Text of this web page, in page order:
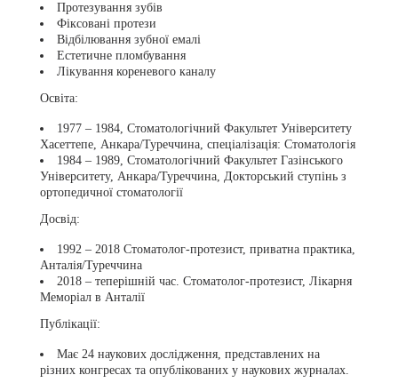
Протезування зубів
Фіксовані протези
Відбілювання зубної емалі
Естетичне пломбування
Лікування кореневого каналу
Освіта:
1977 – 1984, Стоматологічний Факультет Університету
Хасеттепе, Анкара/Туреччина, спеціалізація: Стоматологія
1984 – 1989, Стоматологічний Факультет Газінського
Університету, Анкара/Туреччина, Докторський ступінь з
ортопедичної стоматології
Досвід:
1992 – 2018 Стоматолог-протезист, приватна практика,
Анталія/Туреччина
2018 – теперішній час. Стоматолог-протезист, Лікарня
Меморіал в Анталії
Публікації:
Має 24 наукових дослідження, представлених на
різних конгресах та опублікованих у наукових журналах.